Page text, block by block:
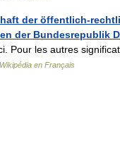
der öffentlich-
der Bundesrepublik
Pour les autres
Wikipédia en Français